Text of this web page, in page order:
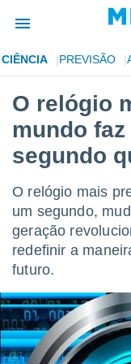
para
fornecidas
forma
digital
CIÊNCIA PREVISÃO
O relógio
mundo
segundo
O relógio mais
um segundo,
geração
redefinir a
futuro.